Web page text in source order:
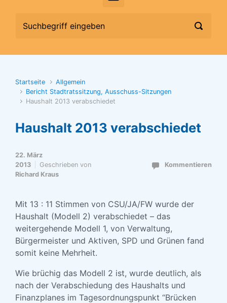
Startseite
Allgemein
Bericht Stadtratssitzung, Ausschuss-Sitzungen
Haushalt 2013 verabschiedet
Haushalt 2013 verabschiedet
22. März
2013
Geschrieben von
Richard Kraus
Kommentieren
Mit 13 : 11 Stimmen von CSU/JA/FW wurde der
Haushalt (Modell 2) verabschiedet – das
weitergehende Modell 1, von Verwaltung,
Bürgermeister und Aktiven, SPD und Grünen fand
somit keine Mehrheit.
Wie brüchig das Modell 2 ist, wurde deutlich, als
nach der Verabschiedung des Haushalts und
Finanzplanes im Tagesordnungspunkt “Brücken